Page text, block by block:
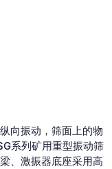
振动，筛面上的物
系列矿用重型振动筛
、激振器底座采用高